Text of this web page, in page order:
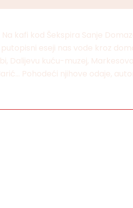
kafi kod Šekspira Sanje
eseji nas vode kroz
Dalijevu kuću-muzej,
Pohodeći njihove odaje,